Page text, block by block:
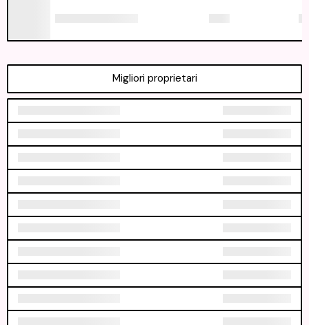
Migliori proprietari